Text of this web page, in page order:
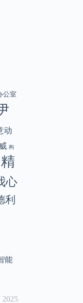
公室
动
构
精
心
利
能
2025